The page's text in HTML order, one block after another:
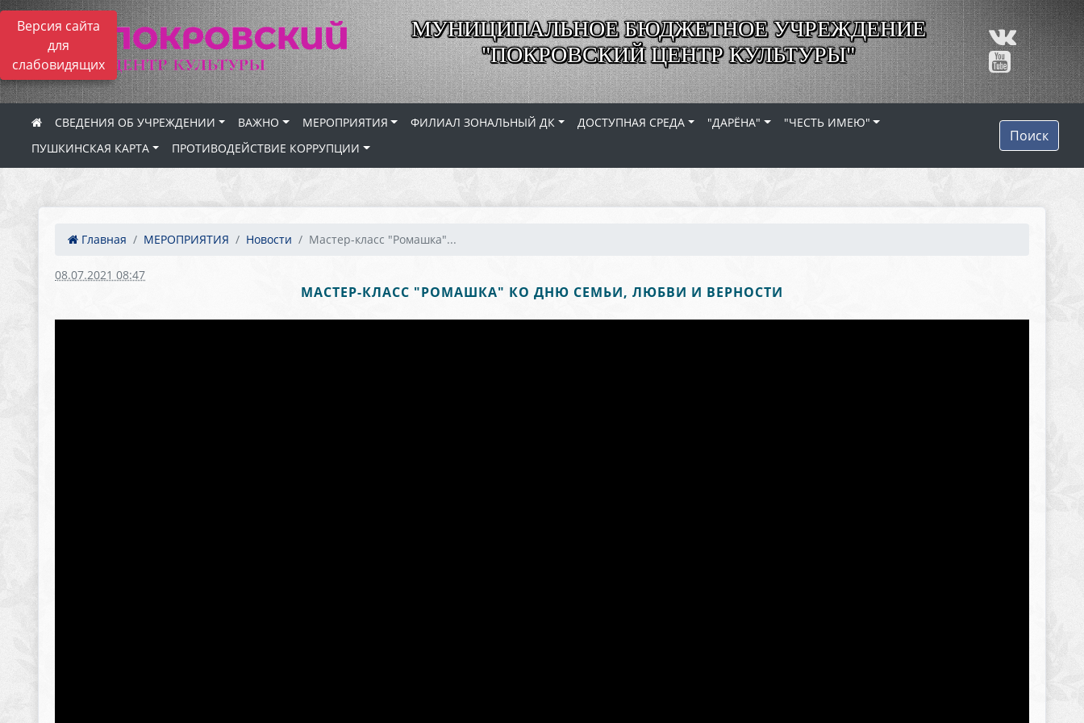
Версия сайта
для
слабовидящих
МУНИЦИПАЛЬНОЕ БЮДЖЕТНОЕ УЧРЕЖДЕНИЕ
"ПОКРОВСКИЙ ЦЕНТР КУЛЬТУРЫ"
СВЕДЕНИЯ ОБ УЧРЕЖДЕНИИ ВАЖНО МЕРОПРИЯТИЯ ФИЛИАЛ ЗОНАЛЬНЫЙ ДК ДОСТУПНАЯ СРЕДА "ДАРЁНА"
"ЧЕСТЬ ИМЕЮ"
ПУШКИНСКАЯ КАРТА
ПРОТИВОДЕЙСТВИЕ КОРРУПЦИИ
Поиск
Главная МЕРОПРИЯТИЯ Новости Мастер-класс "Ромашка"...
08.07.2021 08:47
МАСТЕР-КЛАСС "РОМАШКА" КО ДНЮ СЕМЬИ, ЛЮБВИ И ВЕРНОСТИ